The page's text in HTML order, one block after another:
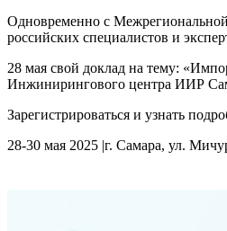
Одновременно с
российских специалистов и
28 мая свой доклад на тему:
Инжинирингового центра ИИР
Зарегистрироваться и узнать
28-30 мая 2025 |г. Самара, ул.